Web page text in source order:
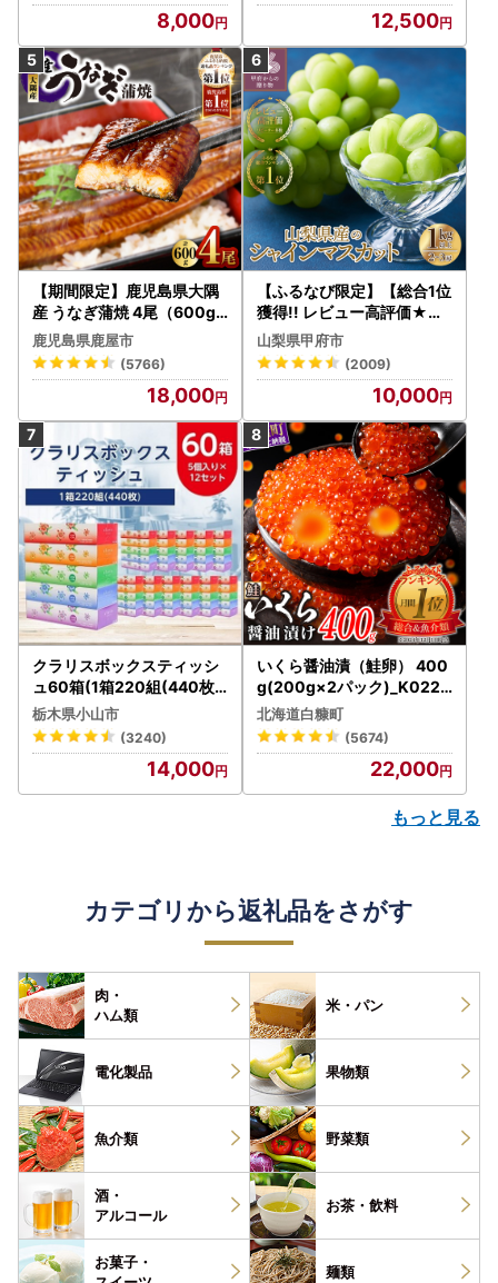
8,000 12,500
【期間限定】鹿児島県大隅
産 うなぎ蒲焼 4尾（600g
） KN007-004-04-cp18
うなぎ 鰻 魚 惣菜 総菜
鹿児島県鹿屋市
(5766)
18,000
【ふるなび限定】【総合1位
獲得!! レビュー高評価★】
〈2026年度配送分〉山梨
県産 シャインマスカット 2
～3房（1.0kg以上）シャイ
ン フルーツ FN-Limited-S
P
山梨県甲府市
(2009)
10,000
クラリスボックスティッシ
ュ60箱(1箱220組(440枚))
(5個入り×12セット)【配送
不可地域：離島・沖縄県】
【1256759】
栃木県小山市
(3240)
14,000
いくら醤油漬（鮭卵） 400
g(200g×2パック)_K022-
1676
北海道白糠町
(5674)
22,000
もっと見る
カテゴリから返礼品をさがす
肉・
ハム類
米・パン
電化製品 果物類
魚介類 野菜類
酒・
アルコール
お茶・ 飲料
お菓子・
麺類